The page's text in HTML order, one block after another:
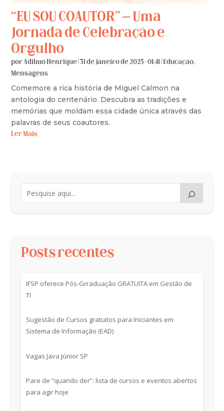
“EU SOU COAUTOR” – Uma
Jornada de Celebração e
Orgulho
porAdilmo Henrique|31 de janeiro de 2025 - 01:41|Educação,
Mensagens
Comemore a rica história de Miguel Calmon na
antologia do centenário. Descubra as tradições e
memórias que moldam essa cidade única através das
palavras de seus coautores.
Ler Mais
Posts recentes
IFSP oferece Pós-Grraduação GRATUITA em Gestão de
TI
Sugestão de Cursos gratuitos para Iniciantes em
Sistema de Informação (EAD)
Vagas Java Júnior SP
Pare de “quando der”: lista de cursos e eventos abertos
para agir hoje